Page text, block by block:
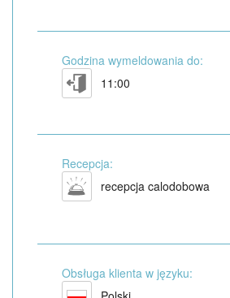
Godzina wymeldowania do:
11:00
Recepcja:
recepcja calodobowa
Obsługa klienta w języku: